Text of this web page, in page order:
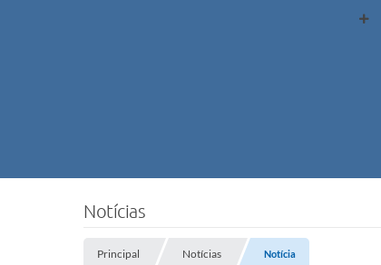
Notícias
Principal Notícias Notícia